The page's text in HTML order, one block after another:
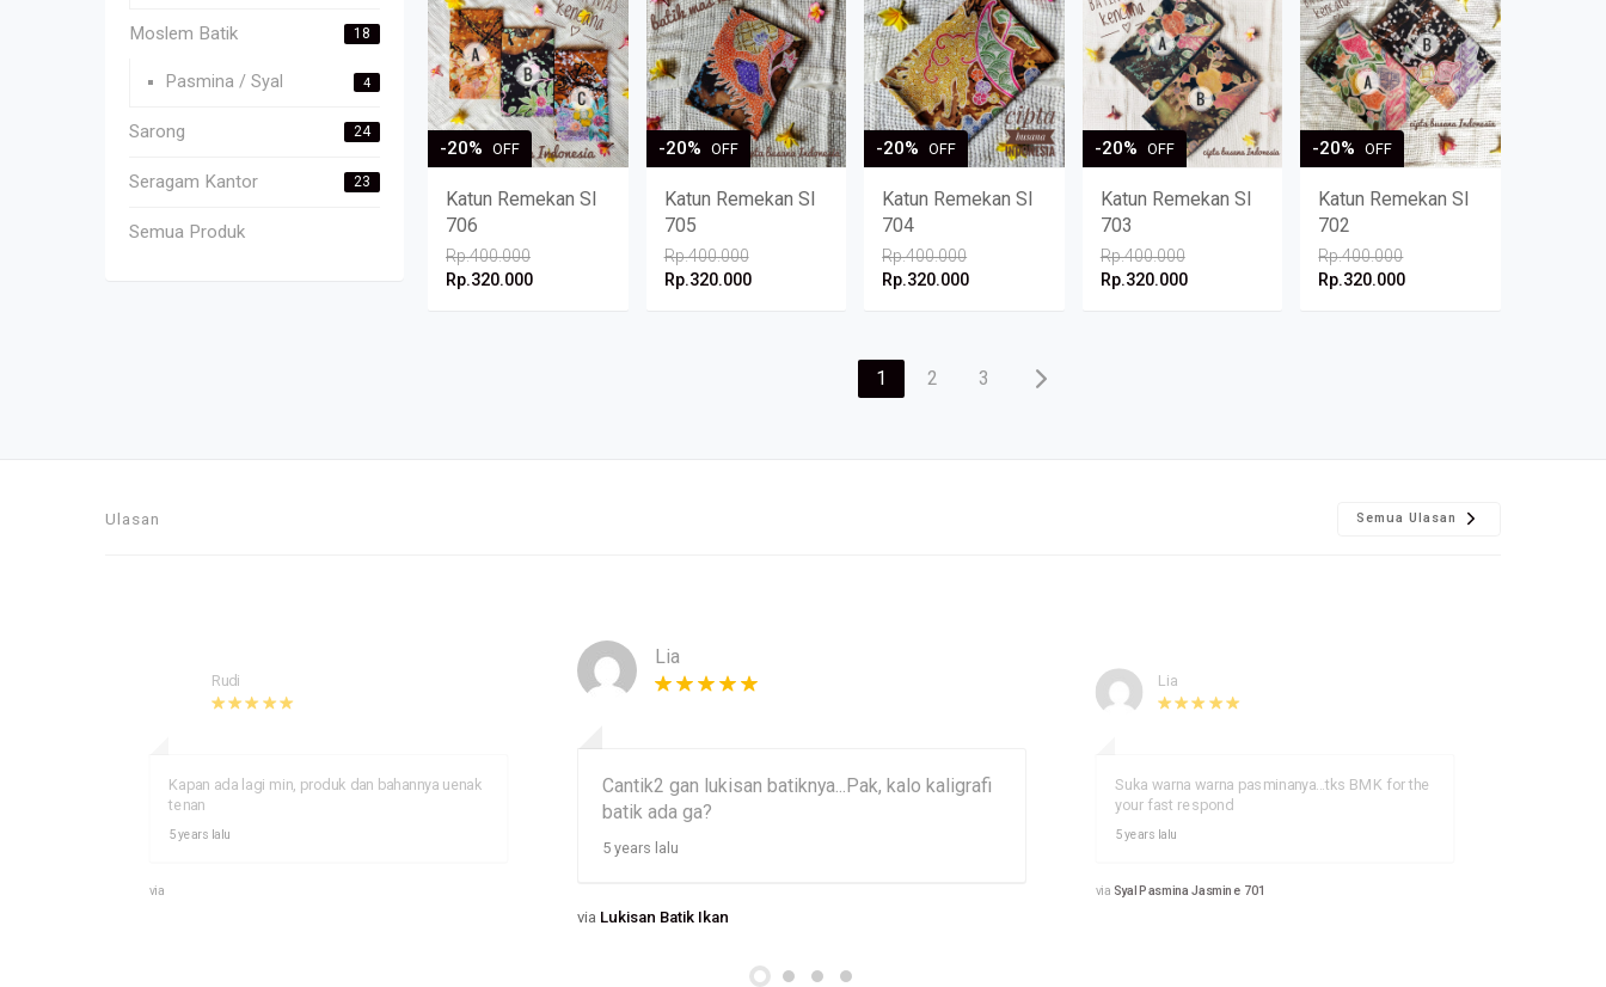
18
Moslem Batik
4
Pasmina / Syal
24
Sarong
23
Seragam Kantor
Semua Produk
-20% OFF
Katun Remekan SI
706
Rp.400.000
Rp.320.000
-20% OFF
Katun Remekan SI
705
Rp.400.000
Rp.320.000
-20% OFF
Katun Remekan SI
704
Rp.400.000
Rp.320.000
-20% OFF
Katun Remekan SI
703
Rp.400.000
Rp.320.000
-20% OFF
Katun Remekan SI
702
Rp.400.000
Rp.320.000
1 2 3
Ulasan Semua Ulasan
Rudi
Kapan ada lagi min, produk dan bahannya uenak
tenan
5 years lalu
via
Lia
Cantik2 gan lukisan batiknya...Pak, kalo kaligrafi
batik ada ga?
5 years lalu
via Lukisan Batik Ikan
Lia
Suka warna warna pasminanya...tks BMK for the
your fast respond
5 years lalu
via Syal Pasmina Jasmine 701